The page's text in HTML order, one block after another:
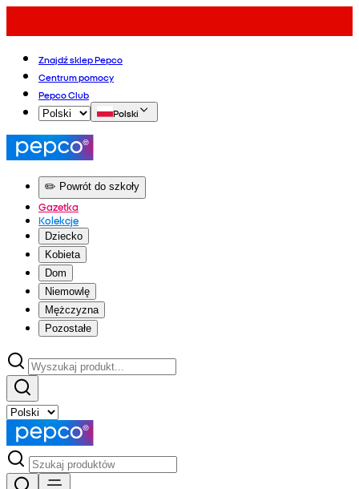
Znajdź sklep Pepco
Centrum pomocy
Pepco Club
Polski
✏️ Powrót do szkoły
Gazetka
Kolekcje
Dziecko
Kobieta
Dom
Niemowlę
Mężczyzna
Pozostałe